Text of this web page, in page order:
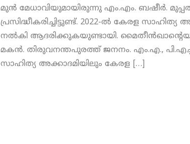
മുൻ മേധാവിയുമായിരുന്നു എം.എം. ബഷീർ.
പ്രസിദ്ധീകരിച്ചിട്ടുണ്ട്. 2022-ൽ കേരള സാഹിത്യ
നൽകി ആദരിക്കുകയുണ്ടായി.
മകൻ. തിരുവനന്തപുരത്ത് ജനനം. എം.എ.,
സാഹിത്യ അക്കാദമിയിലും കേരള […]